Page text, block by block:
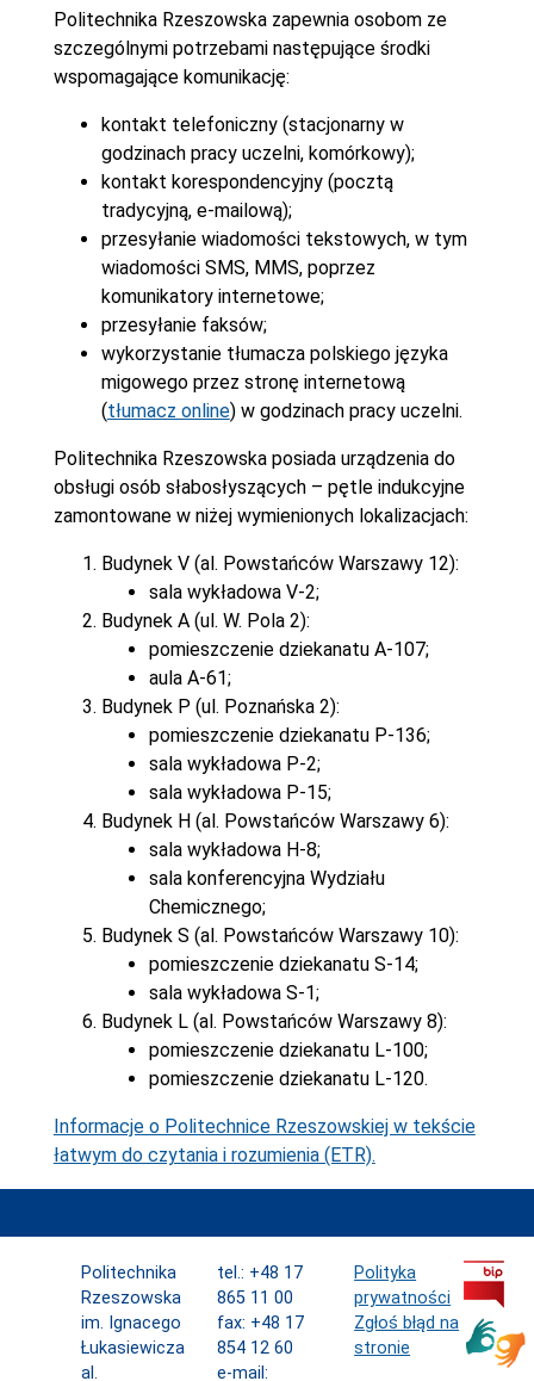
Politechnika Rzeszowska zapewnia osobom ze
szczególnymi potrzebami następujące środki
wspomagające komunikację:
kontakt telefoniczny (stacjonarny w
godzinach pracy uczelni, komórkowy);
kontakt korespondencyjny (pocztą
tradycyjną, e-mailową);
przesyłanie wiadomości tekstowych, w tym
wiadomości SMS, MMS, poprzez
komunikatory internetowe;
przesyłanie faksów;
wykorzystanie tłumacza polskiego języka
migowego przez stronę internetową
(tłumacz online) w godzinach pracy uczelni.
Politechnika Rzeszowska posiada urządzenia do
obsługi osób słabosłyszących – pętle indukcyjne
zamontowane w niżej wymienionych lokalizacjach:
Budynek V (al. Powstańców Warszawy 12):
sala wykładowa V-2;
Budynek A (ul. W. Pola 2):
pomieszczenie dziekanatu A-107;
aula A-61;
Budynek P (ul. Poznańska 2):
pomieszczenie dziekanatu P-136;
sala wykładowa P-2;
sala wykładowa P-15;
Budynek H (al. Powstańców Warszawy 6):
sala wykładowa H-8;
sala konferencyjna Wydziału
Chemicznego;
Budynek S (al. Powstańców Warszawy 10):
pomieszczenie dziekanatu S-14;
sala wykładowa S-1;
Budynek L (al. Powstańców Warszawy 8):
pomieszczenie dziekanatu L-100;
pomieszczenie dziekanatu L-120.
Informacje o Politechnice Rzeszowskiej w tekście
łatwym do czytania i rozumienia (ETR).
Politechnika
Rzeszowska
im. Ignacego
Łukasiewicza
al.
tel.: +48 17
865 11 00
fax: +48 17
854 12 60
e-mail:
Polityka
prywatności
Zgłoś błąd na
stronie